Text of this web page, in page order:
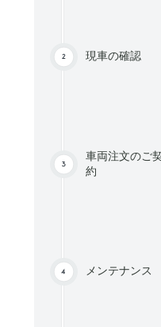
現車の確認
車両注文のご
約
メンテナンス